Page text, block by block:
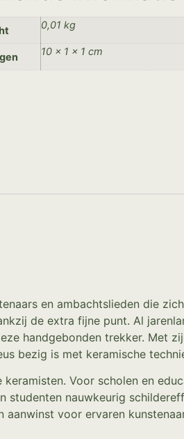
0,01 kg
10 × 1 × 1 cm
en ambachtslieden die
de extra fijne punt. Al
handgebonden trekker. Met
bezig is met keramische
Voor scholen en
nauwkeurig
voor ervaren